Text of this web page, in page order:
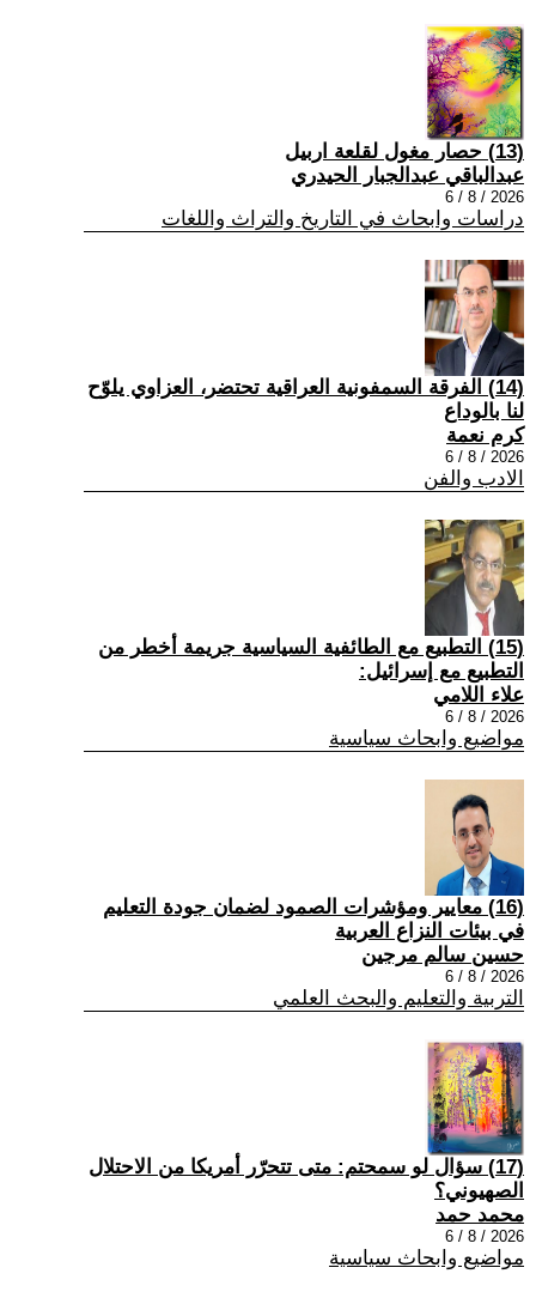
(13) حصار مغول لقلعة اربيل
عبدالباقي عبدالجبار الحيدري
2026 / 8 / 6
دراسات وابحاث في التاريخ والتراث واللغات
(14) الفرقة السمفونية العراقية تحتضر، العزاوي يلوّح
لنا بالوداع
كرم نعمة
2026 / 8 / 6
الادب والفن
(15) التطبيع مع الطائفية السياسية جريمة أخطر من
التطبيع مع إسرائيل:
علاء اللامي
2026 / 8 / 6
مواضيع وابحاث سياسية
(16) معايير ومؤشرات الصمود لضمان جودة التعليم
في بيئات النزاع العربية
حسين سالم مرجين
2026 / 8 / 6
التربية والتعليم والبحث العلمي
(17) سؤال لو سمحتم: متى تتحرّر أمريكا من الاحتلال
الصهيوني؟
محمد حمد
2026 / 8 / 6
مواضيع وابحاث سياسية